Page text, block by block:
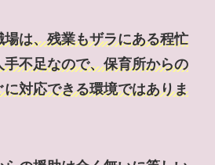
場は、残業もザラにある程忙
手不足なので、保育所からの
に対応できる環境ではありま